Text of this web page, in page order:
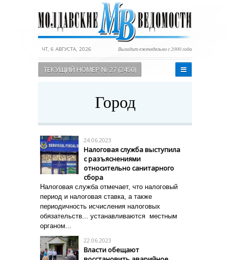
ЧТ, 6 АВГУСТА, 2026 Выходит еженедельно с 2000 года
ТЕКУЩИЙ НОМЕР № 27 (2450)
Город
24.06.2023
Налоговая служба выступила
с разъяснениями
относительно санитарного
сбора
Налоговая служба отмечает, что налоговый
период и налоговая ставка, а также
периодичность исчисления налоговых
обязательств... устанавливаются местным
органом...
22.06.2023
Власти обещают